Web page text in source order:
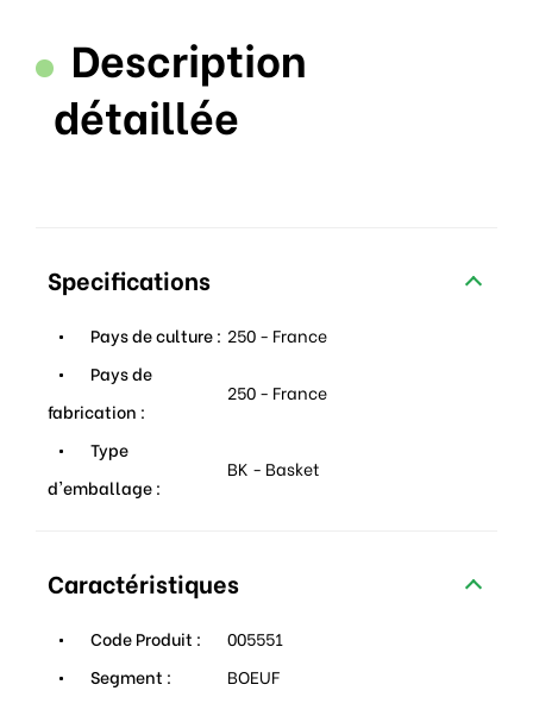
Description
détaillée
Specifications
Pays de culture : 250 - France
Pays de
fabrication :
250 - France
Type
d'emballage :
BK - Basket
Caractéristiques
Code Produit :
005551
Segment :
BOEUF